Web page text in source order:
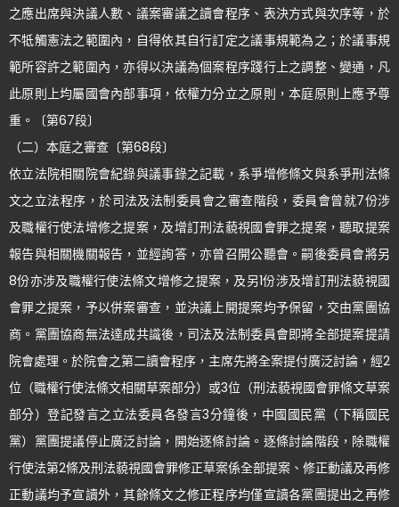
之應出席與決議人數、議案審議之讀會程序、表決方式與次序等，於
不牴觸憲法之範圍內，自得依其自行訂定之議事規範為之；於議事規
範所容許之範圍內，亦得以決議為個案程序踐行上之調整、變通，凡
此原則上均屬國會內部事項，依權力分立之原則，本庭原則上應予尊
重。〔第67段〕
（二）本庭之審查〔第68段〕
依立法院相關院會紀錄與議事錄之記載，系爭增修條文與系爭刑法條
文之立法程序，於司法及法制委員會之審查階段，委員會曾就7份涉
及職權行使法增修之提案，及增訂刑法藐視國會罪之提案，聽取提案
報告與相關機關報告，並經詢答，亦曾召開公聽會。嗣後委員會將另
8份亦涉及職權行使法條文增修之提案，及另1份涉及增訂刑法藐視國
會罪之提案，予以併案審查，並決議上開提案均予保留，交由黨團協
商。黨團協商無法達成共識後，司法及法制委員會即將全部提案提請
院會處理。於院會之第二讀會程序，主席先將全案提付廣泛討論，經2
位（職權行使法條文相關草案部分）或3位（刑法藐視國會罪條文草案
部分）登記發言之立法委員各發言3分鐘後，中國國民黨（下稱國民
黨）黨團提議停止廣泛討論，開始逐條討論。逐條討論階段，除職權
行使法第2條及刑法藐視國會罪修正草案係全部提案、修正動議及再修
正動議均予宣讀外，其餘條文之修正程序均僅宣讀各黨團提出之再修